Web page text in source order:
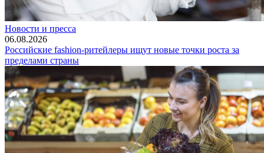
Новости и пресса
06.08.2026
Российские fashion-ритейлеры ищут новые точки роста за
пределами страны